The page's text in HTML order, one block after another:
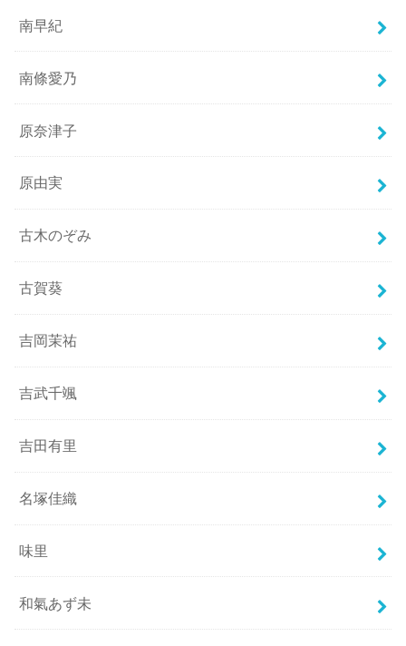
南早紀
南條愛乃
原奈津子
原由実
古木のぞみ
古賀葵
吉岡茉祐
吉武千颯
吉田有里
名塚佳織
味里
和氣あず未